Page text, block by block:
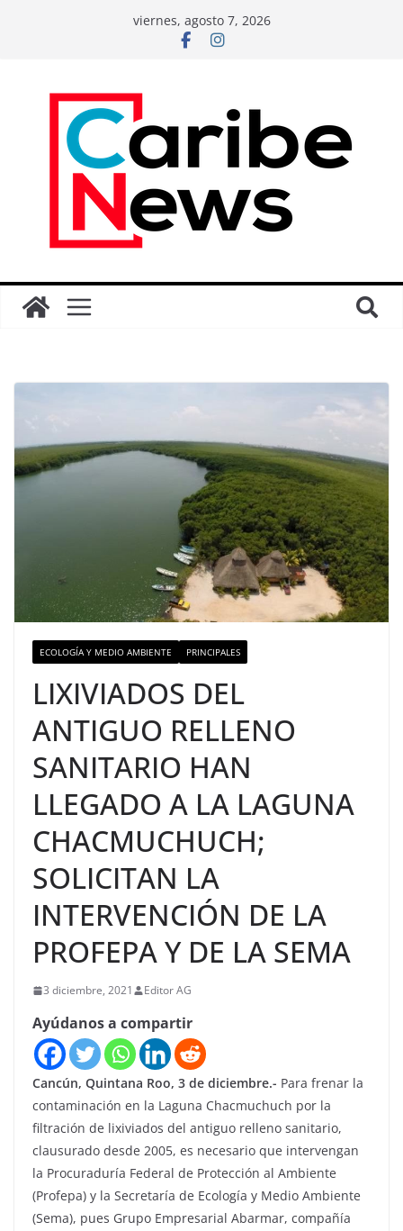
viernes, agosto 7, 2026
ECOLOGÍA Y MEDIO AMBIENTE PRINCIPALES
LIXIVIADOS DEL
ANTIGUO RELLENO
SANITARIO HAN
LLEGADO A LA LAGUNA
CHACMUCHUCH;
SOLICITAN LA
INTERVENCIÓN DE LA
PROFEPA Y DE LA SEMA
3 diciembre, 2021 Editor AG
Ayúdanos a compartir
Cancún, Quintana Roo, 3 de diciembre.- Para frenar la
contaminación en la Laguna Chacmuchuch por la
filtración de lixiviados del antiguo relleno sanitario,
clausurado desde 2005, es necesario que intervengan
la Procuraduría Federal de Protección al Ambiente
(Profepa) y la Secretaría de Ecología y Medio Ambiente
(Sema), pues Grupo Empresarial Abarmar, compañía